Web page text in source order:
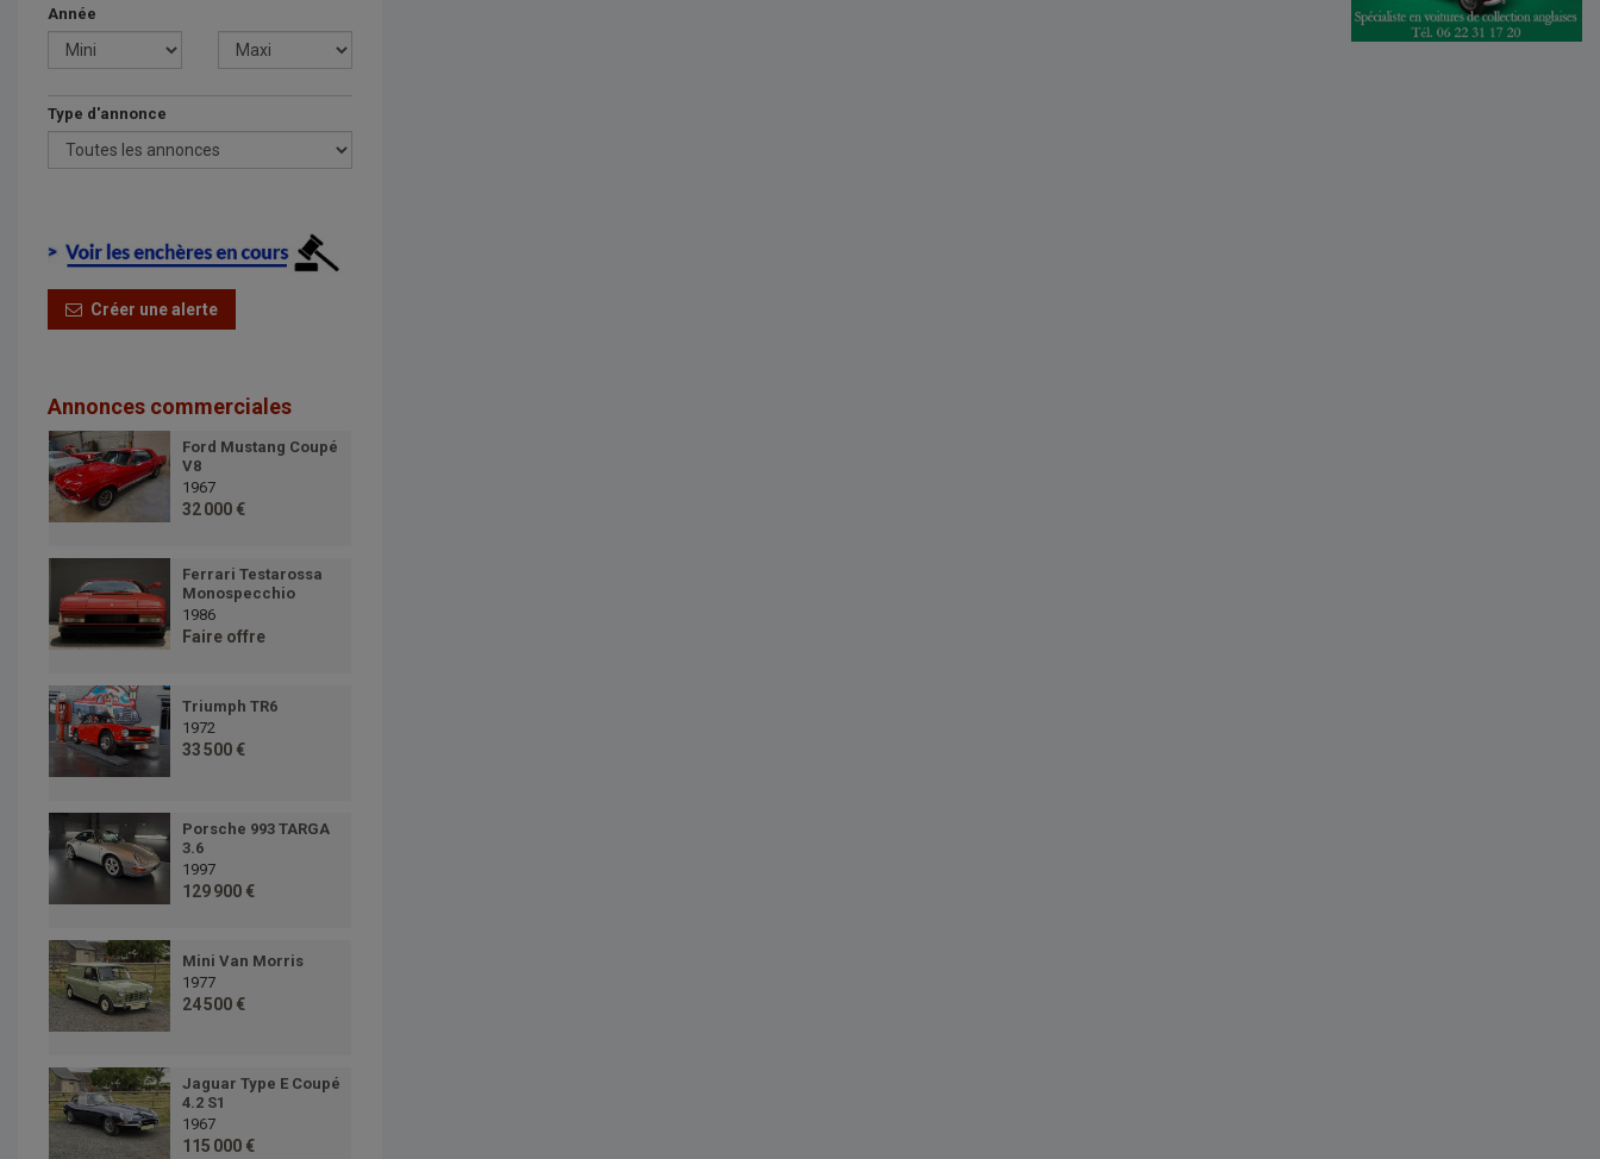
Année
Type d'annonce
Créer une alerte
Annonces commerciales
Ford Mustang Coupé
V8
1967
32 000 €
Ferrari Testarossa
Monospecchio
1986
Faire offre
Triumph TR6
1972
33 500 €
Porsche 993 TARGA
3.6
1997
129 900 €
Mini Van Morris
1977
24 500 €
Jaguar Type E Coupé
4.2 S1
1967
115 000 €